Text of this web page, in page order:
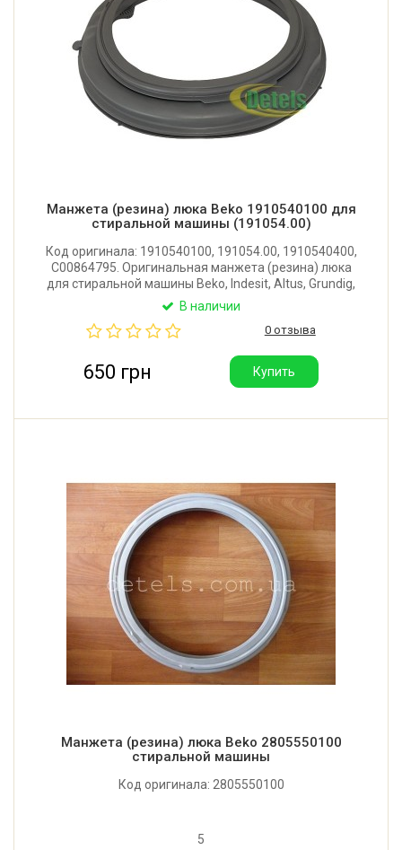
Манжета (резина) люка Beko 1910540100 для
стиральной машины (191054.00)
Код оригинала: 1910540100, 191054.00, 1910540400,
C00864795. Оригинальная манжета (резина) люка
для стиральной машины Beko, Indesit, Altus, Grundig,
Arctic. Производитель: Турция.
В наличии
0 отзыва
650 грн Купить
Манжета (резина) люка Beko 2805550100
стиральной машины
Код оригинала: 2805550100
5